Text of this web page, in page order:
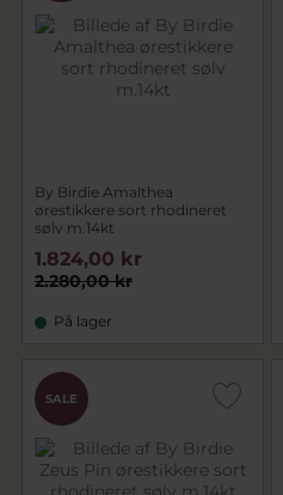
By Birdie Amalthea
ørestikkere sort rhodineret
sølv m.14kt
2.280,00 kr
1.824,00 kr
På lager
SALE